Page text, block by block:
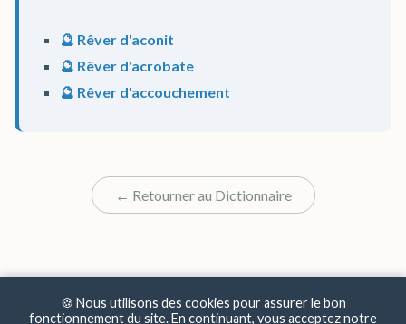
🔮 Rêver d'aconit
🔮 Rêver d'acrobate
🔮 Rêver d'accouchement
← Retourner au Dictionnaire
🍪 Nous utilisons des cookies pour assurer le bon
fonctionnement du site. En continuant, vous acceptez notre